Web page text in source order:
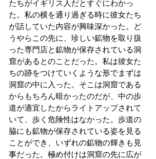
たちがイギリス人だとすぐにわかっ
た。私の横を通り過ぎる時に彼女たち
が話していた内容が興味深かった。ど
うやらこの先に、珍しい鉱物を取り扱
った専門店と鉱物が保存されている洞
窟があるとのことだった。私は彼女た
ちの跡をつけていくような形でまずは
洞窟の中に入った。そこは洞窟である
からもちろん暗かったのだが、中の歩
道が適宜したからライトアップされて
いて、歩く危険性はなかった。歩道の
脇にも鉱物が保存されている姿を見る
ことができ、いずれの鉱物の輝きも見
事だった。極め付けは洞窟の先に広が